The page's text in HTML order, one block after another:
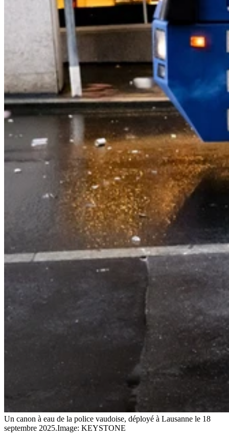
Un canon à eau de la police vaudoise, déployé à Lausanne le 18
septembre 2025.Image: KEYSTONE